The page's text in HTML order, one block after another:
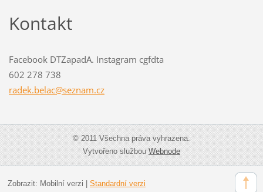
Kontakt
Facebook DTZapadA. Instagram cgfdta
602 278 738
radek.belac@seznam.cz
© 2011 Všechna práva vyhrazena.
Vytvořeno službouWebnode
Zobrazit: Mobilní verzi Standardní verzi